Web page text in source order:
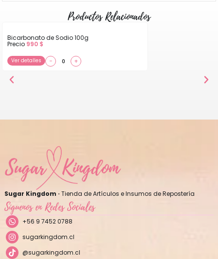
Productos Relacionados
Bicarbonato de Sodio 100g
Precio 990 $
Ver detalles − +
Sugar Kingdom · Tienda de Artículos e Insumos de Repostería
Síguenos en Redes Sociales
+56 9 7452 0788
sugarkingdom.cl
@sugarkingdom.cl